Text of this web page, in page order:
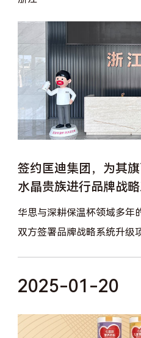
签约匡迪集团，为其
水晶贵族进行品牌战
华思与深耕保温杯领域多年
双方签署品牌战略系统升级
2025-01-20